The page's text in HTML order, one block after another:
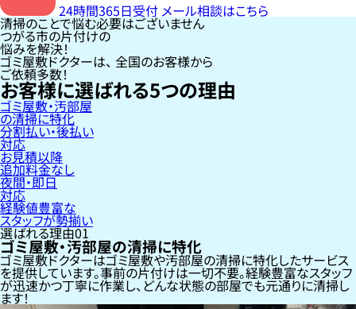
24時間365日受付 メール相談はこちら
清掃のことで悩む必要はございません
つがる市の片付けの
悩みを解決！
ゴミ屋敷ドクターは、 全国のお客様から
ご依頼多数！
お客様に選ばれる5つの理由
ゴミ屋敷・汚部屋
の清掃に特化
分割払い・後払い
対応
お見積以降
追加料金なし
夜間・即日
対応
経験値豊富な
スタッフが勢揃い
選ばれる理由01
ゴミ屋敷・汚部屋の清掃に特化
ゴミ屋敷ドクターはゴミ屋敷や汚部屋の清掃に特化したサービス
を提供しています。事前の片付けは一切不要。経験豊富なスタッフ
が迅速かつ丁寧に作業し、どんな状態の部屋でも元通りに清掃し
ます！